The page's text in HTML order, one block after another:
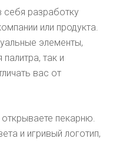
себя разработку
или продукта.
элементы,
так и
вас от
пекарню.
и игривый логотип,